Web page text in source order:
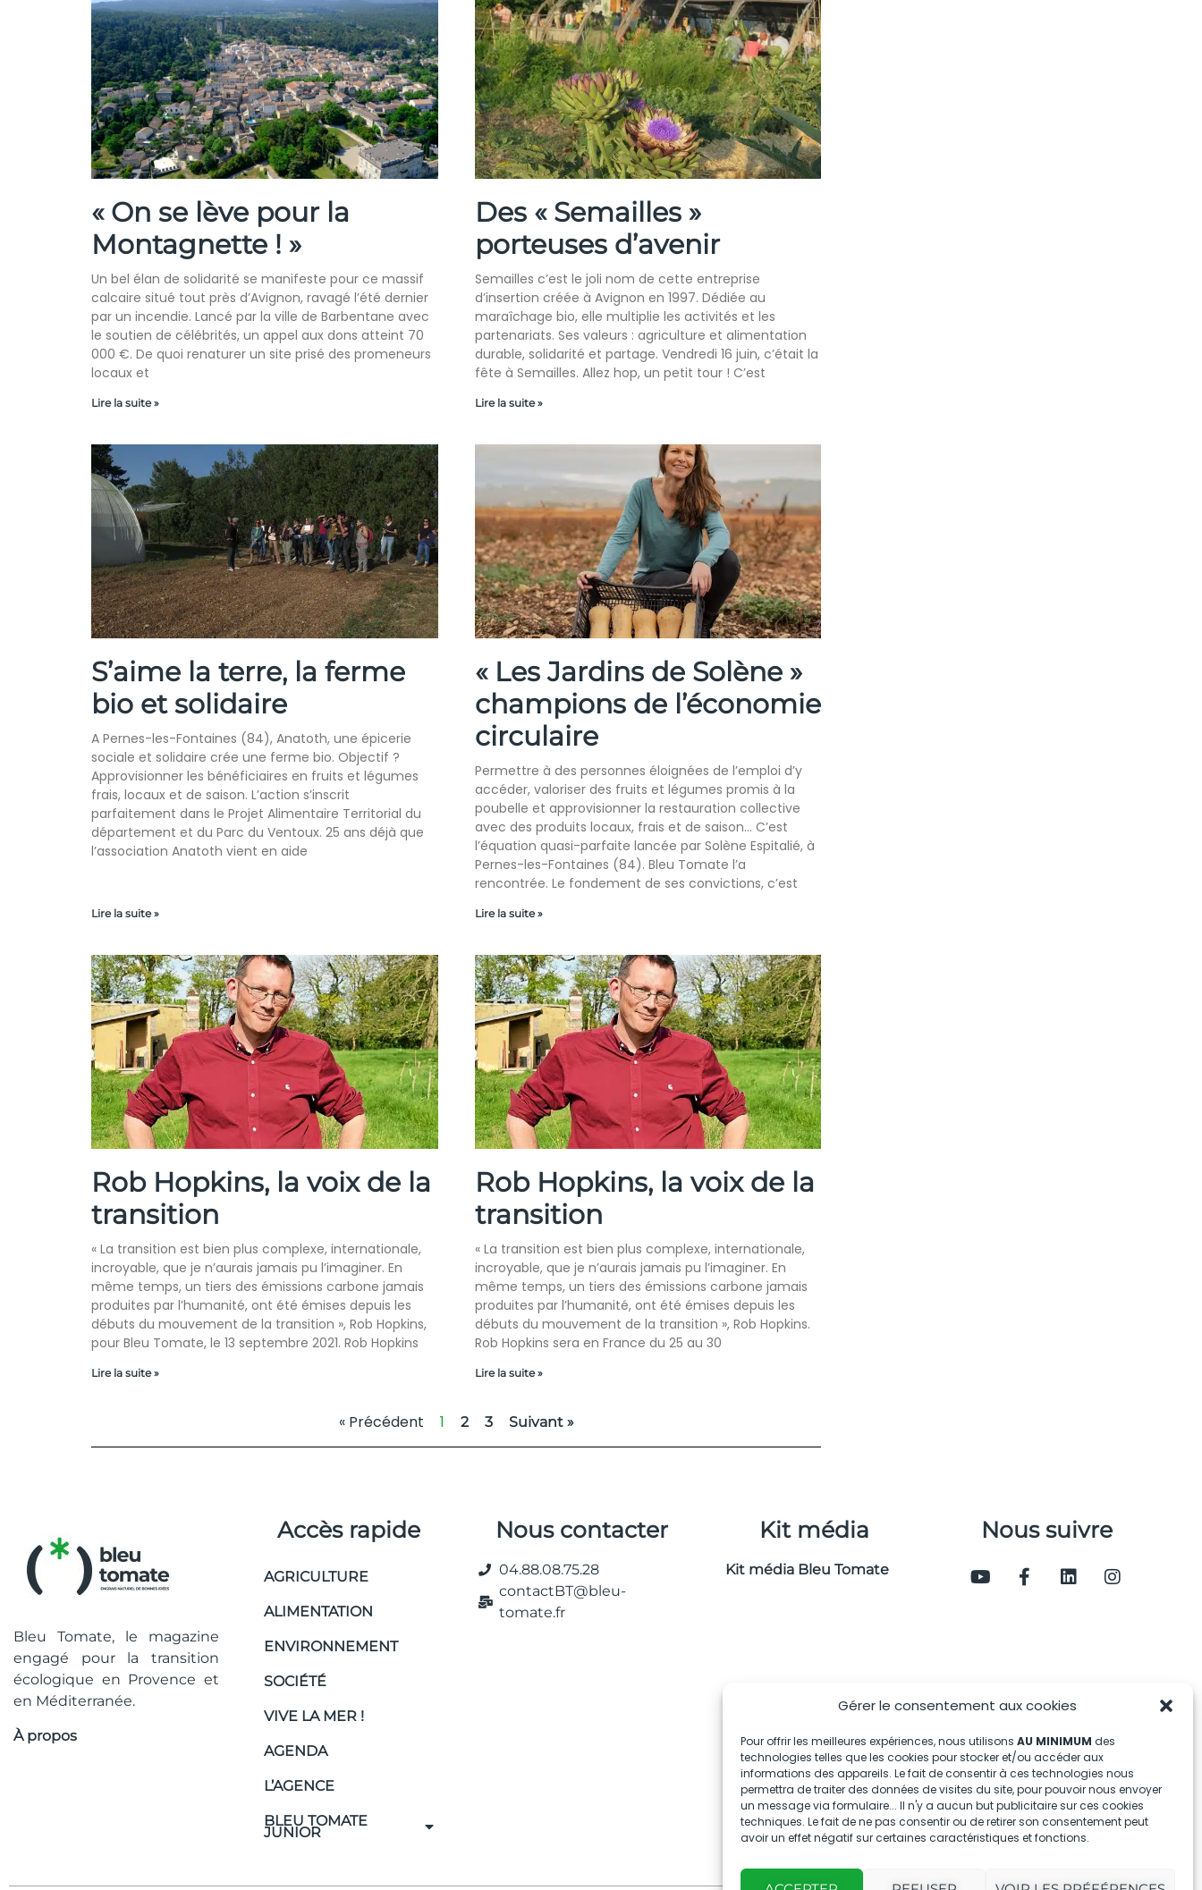
Gérer le consentement aux cookies
Pour offrir les meilleures expériences, nous utilisons AU MINIMUM des
technologies telles que les cookies pour stocker et/ou accéder aux
informations des appareils. Le fait de consentir à ces technologies nous
permettra de traiter des données de visites du site, pour pouvoir nous envoyer
un message via formulaire... Il n'y a aucun but publicitaire sur ces cookies
techniques. Le fait de ne pas consentir ou de retirer son consentement peut
avoir un effet négatif sur certaines caractéristiques et fonctions.
« On se lève pour la
Montagnette ! »
Un bel élan de solidarité se manifeste pour ce massif
calcaire situé tout près d’Avignon, ravagé l’été dernier
par un incendie. Lancé par la ville de Barbentane avec
le soutien de célébrités, un appel aux dons atteint 70
000 €. De quoi renaturer un site prisé des promeneurs
locaux et
Lire la suite »
Des « Semailles »
porteuses d’avenir
Semailles c’est le joli nom de cette entreprise
d’insertion créée à Avignon en 1997. Dédiée au
maraîchage bio, elle multiplie les activités et les
partenariats. Ses valeurs : agriculture et alimentation
durable, solidarité et partage. Vendredi 16 juin, c’était la
fête à Semailles. Allez hop, un petit tour ! C’est
Lire la suite »
S’aime la terre, la ferme
bio et solidaire
A Pernes-les-Fontaines (84), Anatoth, une épicerie
sociale et solidaire crée une ferme bio. Objectif ?
Approvisionner les bénéficiaires en fruits et légumes
frais, locaux et de saison. L’action s’inscrit
parfaitement dans le Projet Alimentaire Territorial du
département et du Parc du Ventoux. 25 ans déjà que
l’association Anatoth vient en aide
Lire la suite »
« Les Jardins de Solène »
champions de l’économie
circulaire
Permettre à des personnes éloignées de l’emploi d’y
accéder, valoriser des fruits et légumes promis à la
poubelle et approvisionner la restauration collective
avec des produits locaux, frais et de saison… C’est
l’équation quasi-parfaite lancée par Solène Espitalié, à
Pernes-les-Fontaines (84). Bleu Tomate l’a
rencontrée. Le fondement de ses convictions, c’est
Lire la suite »
Rob Hopkins, la voix de la
transition
« La transition est bien plus complexe, internationale,
incroyable, que je n’aurais jamais pu l’imaginer. En
même temps, un tiers des émissions carbone jamais
produites par l’humanité, ont été émises depuis les
débuts du mouvement de la transition », Rob Hopkins,
pour Bleu Tomate, le 13 septembre 2021. Rob Hopkins
Lire la suite »
Rob Hopkins, la voix de la
transition
« La transition est bien plus complexe, internationale,
incroyable, que je n’aurais jamais pu l’imaginer. En
même temps, un tiers des émissions carbone jamais
produites par l’humanité, ont été émises depuis les
débuts du mouvement de la transition », Rob Hopkins.
Rob Hopkins sera en France du 25 au 30
Lire la suite »
« Précédent 1 2 3 Suivant »
Bleu Tomate, le magazine
engagé pour la transition
écologique en Provence et
en Méditerranée.
À propos
Accès rapide
AGRICULTURE
ALIMENTATION
ENVIRONNEMENT
SOCIÉTÉ
VIVE LA MER !
AGENDA
L’AGENCE
BLEU TOMATE
JUNIOR
Nous contacter
04.88.08.75.28
contactBT@bleu-
tomate.fr
Kit média
Kit média Bleu Tomate
Nous suivre